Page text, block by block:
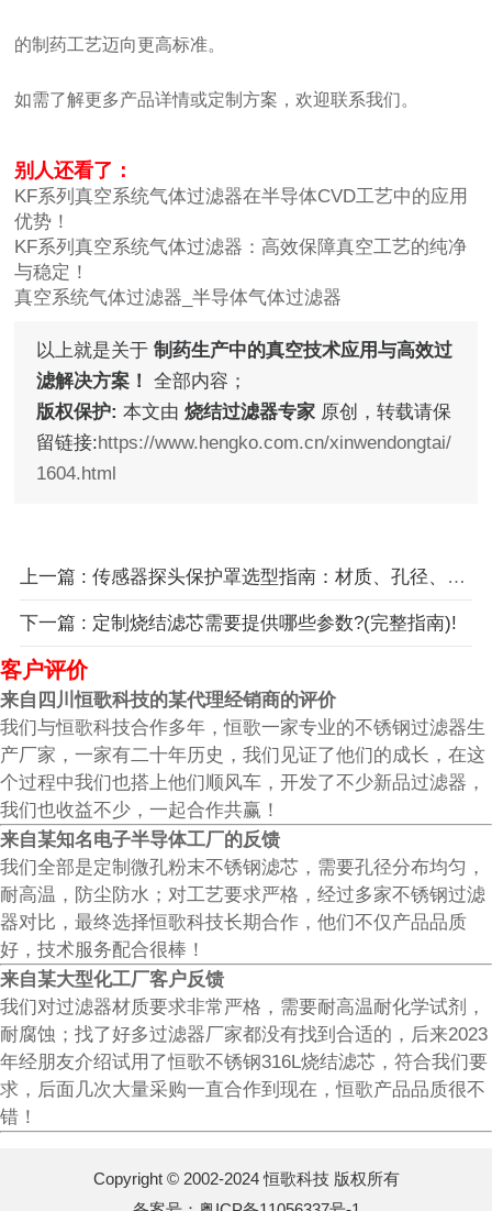
的制药工艺迈向更高标准。
如需了解更多产品详情或定制方案，欢迎联系我们。
别人还看了：
KF系列真空系统气体过滤器在半导体CVD工艺中的应用
优势！
KF系列真空系统气体过滤器：高效保障真空工艺的纯净
与稳定！
真空系统气体过滤器_半导体气体过滤器
以上就是关于制药生产中的真空技术应用与高效过
滤解决方案！
全部内容；
版权保护:本文由烧结过滤器专家 原创，转载请保
留链接:https://www.hengko.com.cn/xinwendongtai/
1604.html
上一篇 : 传感器探头保护罩选型指南：材质、孔径、结构全解析！
下一篇 : 定制烧结滤芯需要提供哪些参数?(完整指南)!
客户评价
来自四川恒歌科技的某代理经销商的评价
我们与恒歌科技合作多年，恒歌一家专业的不锈钢过滤器生
产厂家，一家有二十年历史，我们见证了他们的成长，在这
个过程中我们也搭上他们顺风车，开发了不少新品过滤器，
我们也收益不少，一起合作共赢！
来自某知名电子半导体工厂的反馈
我们全部是定制微孔粉末不锈钢滤芯，需要孔径分布均匀，
耐高温，防尘防水；对工艺要求严格，经过多家不锈钢过滤
器对比，最终选择恒歌科技长期合作，他们不仅产品品质
好，技术服务配合很棒！
来自某大型化工厂客户反馈
我们对过滤器材质要求非常严格，需要耐高温耐化学试剂，
耐腐蚀；找了好多过滤器厂家都没有找到合适的，后来2023
年经朋友介绍试用了恒歌不锈钢316L烧结滤芯，符合我们要
求，后面几次大量采购一直合作到现在，恒歌产品品质很不
错！
Copyright © 2002-2024 恒歌科技 版权所有